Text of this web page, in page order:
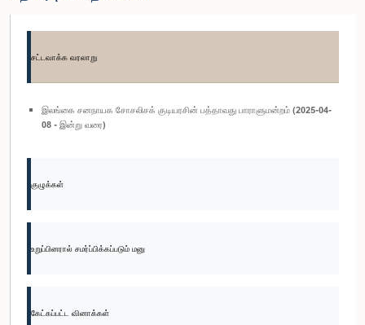
சட்டவாக்க வரலாறு
இலங்கை சனநாயக சோசலிசக் குடியரசின் பத்தாவது பாராளுமன்றம் (2025-04-
08 - இன்று வரை)
குழுக்கள்
உறுப்பினரால் சமர்ப்பிக்கப்படும் மனு
கேட்கப்பட்ட வினாக்கள்